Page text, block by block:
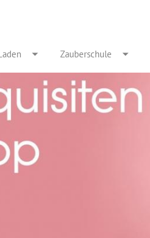
Zauberschule